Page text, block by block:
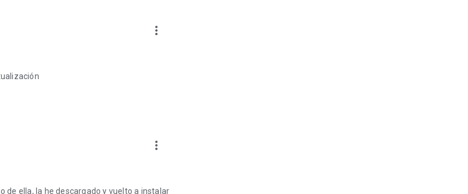
more_vert
more_vert
de ella, la he descargado y vuelto a instalar